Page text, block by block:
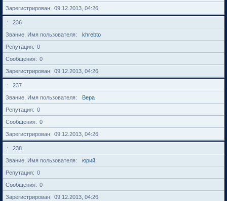
Зарегистрирован
09.12.2013, 04:26
236
Звание, Имя пользователя
khrebto
Репутация
0
Сообщения
0
Зарегистрирован
09.12.2013, 04:26
237
Звание, Имя пользователя
Вера
Репутация
0
Сообщения
0
Зарегистрирован
09.12.2013, 04:26
238
Звание, Имя пользователя
юрий
Репутация
0
Сообщения
0
Зарегистрирован
09.12.2013, 04:26